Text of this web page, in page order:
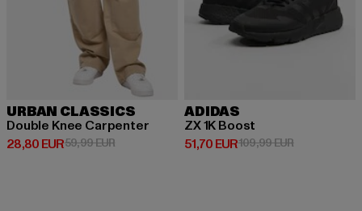
URBAN CLASSICS
Double Knee Carpenter
28,80 EUR
Derzeitiger Preis: 28,80 EUR
59,99 EURAktionspreis: 59,99 EUR
ADIDAS
ZX 1K Boost
51,70 EUR
Derzeitiger Preis: 51,70 EUR
109,99 EURAktionspreis: